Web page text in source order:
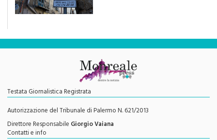
Testata Giornalistica Registrata
Autorizzazione del Tribunale di Palermo N. 621/2013
Direttore Responsabile Giorgio Vaiana
Contatti e info